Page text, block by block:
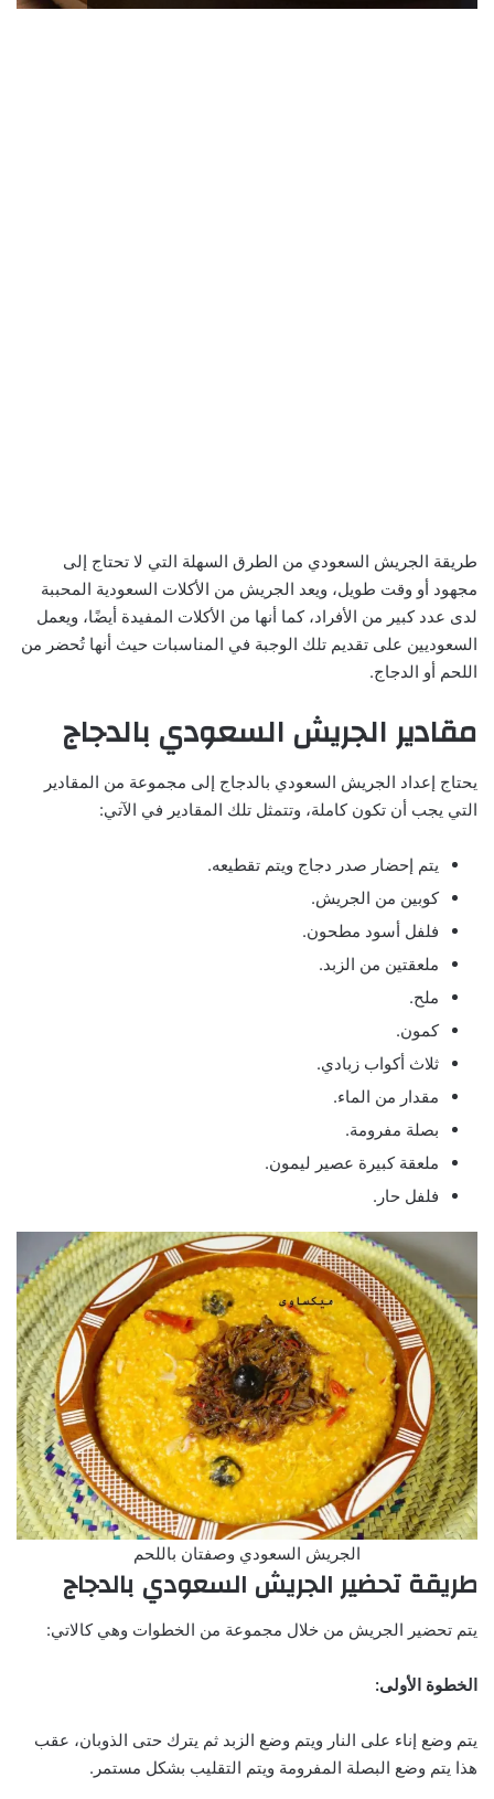
طريقة الجريش السعودي من الطرق السهلة التي لا تحتاج إلى
مجهود أو وقت طويل، ويعد الجريش من الأكلات السعودية المحببة
لدى عدد كبير من الأفراد، كما أنها من الأكلات المفيدة أيضًا، ويعمل
السعوديين على تقديم تلك الوجبة في المناسبات حيث أنها تُحضر من
اللحم أو الدجاج.
مقادير الجريش السعودي بالدجاج
يحتاج إعداد الجريش السعودي بالدجاج إلى مجموعة من المقادير
التي يجب أن تكون كاملة، وتتمثل تلك المقادير في الآتي:
يتم إحضار صدر دجاج ويتم تقطيعه.
كوبين من الجريش.
فلفل أسود مطحون.
ملعقتين من الزبد.
ملح.
كمون.
ثلاث أكواب زبادي.
مقدار من الماء.
بصلة مفرومة.
ملعقة كبيرة عصير ليمون.
فلفل حار.
الجريش السعودي وصفتان باللحم
طريقة تحضير الجريش السعودي بالدجاج
يتم تحضير الجريش من خلال مجموعة من الخطوات وهي كالاتي:
الخطوة الأولى:
يتم وضع إناء على النار ويتم وضع الزبد ثم يترك حتى الذوبان، عقب
هذا يتم وضع البصلة المفرومة ويتم التقليب بشكل مستمر.